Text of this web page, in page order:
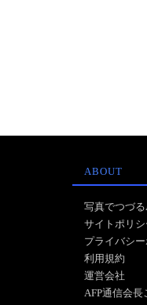
ABOUT
写真でつづる
サイトポリシ
プライバシ
利用規約
運営会社
AFP通信会長